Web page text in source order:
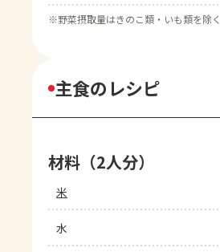
※野菜摂取量はきのこ類・いも類を除く
主食のレシピ
材料（2人分）
米
水